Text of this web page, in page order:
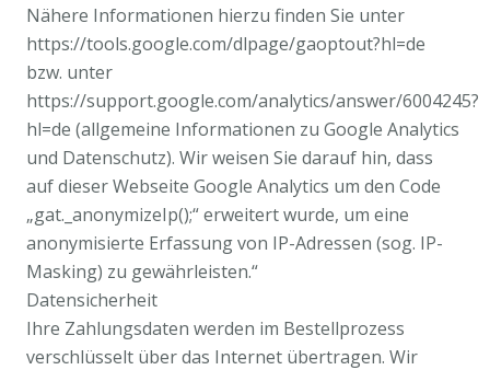
Nähere Informationen hierzu finden Sie unter
https://tools.google.com/dlpage/gaoptout?hl=de
bzw. unter
https://support.google.com/analytics/answer/6004245?
hl=de (allgemeine Informationen zu Google Analytics
und Datenschutz). Wir weisen Sie darauf hin, dass
auf dieser Webseite Google Analytics um den Code
„gat._anonymizeIp();“ erweitert wurde, um eine
anonymisierte Erfassung von IP-Adressen (sog. IP-
Masking) zu gewährleisten.“
Datensicherheit
Ihre Zahlungsdaten werden im Bestellprozess
verschlüsselt über das Internet übertragen. Wir